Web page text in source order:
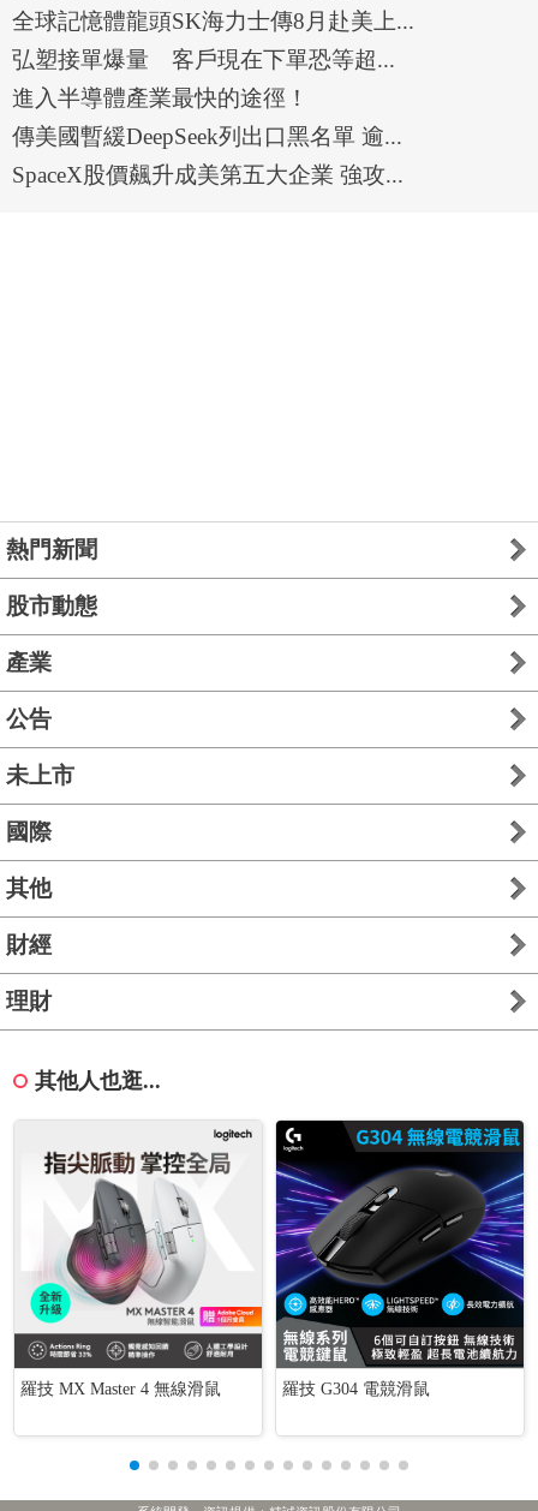
全球記憶體龍頭SK海力士傳8月赴美上...
弘塑接單爆量 客戶現在下單恐等超...
進入半導體產業最快的途徑！
傳美國暫緩DeepSeek列出口黑名單 逾...
SpaceX股價飆升成美第五大企業 強攻...
熱門新聞
股市動態
產業
公告
未上市
國際
其他
財經
理財
其他人也逛...
羅技 MX Master 4 無線滑鼠 羅技 G304 電競滑鼠